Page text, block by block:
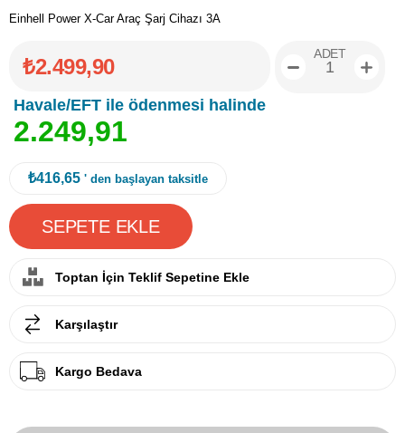
Einhell Power X-Car Araç Şarj Cihazı 3A
₺2.499,90
Havale/EFT ile ödenmesi halinde
2.249,91
ADET
₺416,65 ' den başlayan taksitle
Toptan İçin Teklif Sepetine Ekle
Karşılaştır
Kargo Bedava